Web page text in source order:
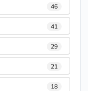
46
41
29
21
18